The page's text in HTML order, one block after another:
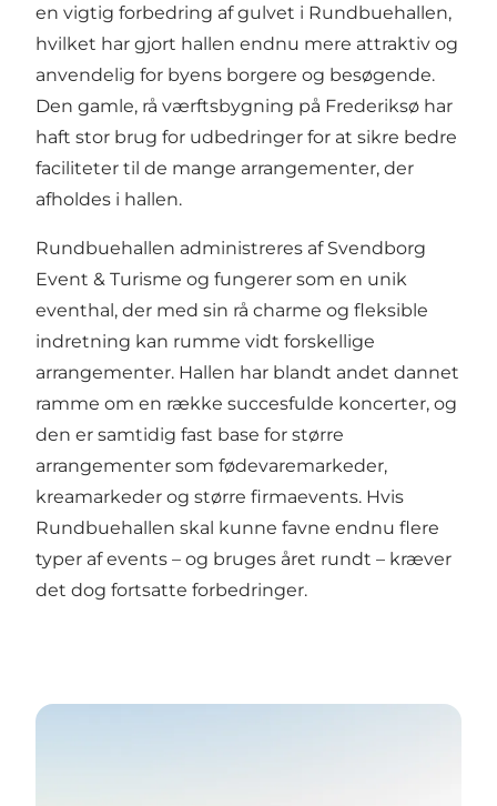
en vigtig forbedring af gulvet i Rundbuehallen,
hvilket har gjort hallen endnu mere attraktiv og
anvendelig for byens borgere og besøgende.
Den gamle, rå værftsbygning på Frederiksø har
haft stor brug for udbedringer for at sikre bedre
faciliteter til de mange arrangementer, der
afholdes i hallen.
Rundbuehallen administreres af Svendborg
Event & Turisme og fungerer som en unik
eventhal, der med sin rå charme og fleksible
indretning kan rumme vidt forskellige
arrangementer. Hallen har blandt andet dannet
ramme om en række succesfulde koncerter, og
den er samtidig fast base for større
arrangementer som fødevaremarkeder,
kreamarkeder og større firmaevents. Hvis
Rundbuehallen skal kunne favne endnu flere
typer af events – og bruges året rundt – kræver
det dog fortsatte forbedringer.